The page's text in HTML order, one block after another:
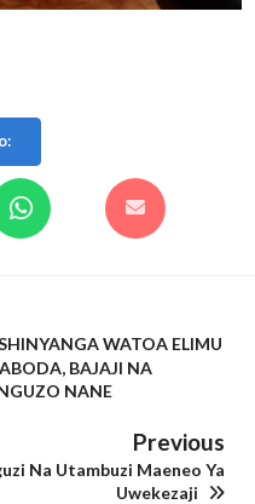
WATOA ELIMU
BAJAJI NA
NANE
Previous
Na Utambuzi Maeneo Ya
Uwekezaji